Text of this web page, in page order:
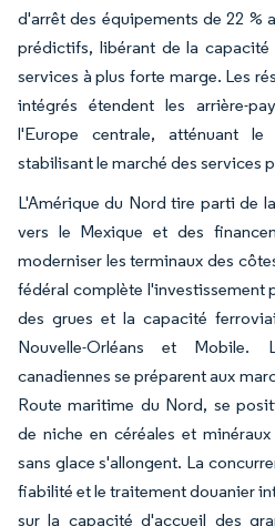
d'arrêt des équipements de 22 %
prédictifs, libérant de la
services à plus forte marge. Les
intégrés étendent les arrière-
l'Europe centrale, atténuant
stabilisant le marché des services
L'Amérique du Nord tire parti de
vers le Mexique et des
moderniser les terminaux des
fédéral complète l'investissement
des grues et la capacité
Nouvelle-Orléans et Mobile.
canadiennes se préparent aux
Route maritime du Nord, se
de niche en céréales et
sans glace s'allongent. La
fiabilité et le traitement douanier
sur la capacité d'accueil des